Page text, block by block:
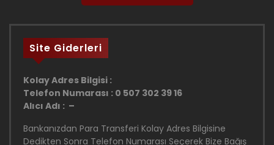
Site Giderleri
Kolay Adres Bilgisi :
Telefon Numarası : 0 507 302 39 16
Alıcı Adı : –
Bankanızdan Para Transferi Kolay Adres Bilgisine
Dedikten Sonra Telefon Numarası Seçerek Bize Bağış